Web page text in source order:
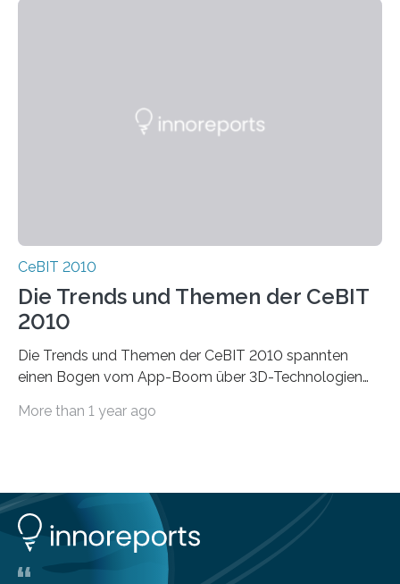
CeBIT 2010
Die Trends und Themen der CeBIT
2010
Die Trends und Themen der CeBIT 2010 spannten
einen Bogen vom App-Boom über 3D-Technologien
More than 1 year ago